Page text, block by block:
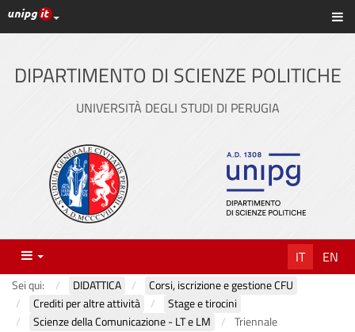
Vai
al
principale
Link ai principali servizi web di Ateneo
DIPARTIMENTO DI SCIENZE POLITICHE
UNIVERSITÀ DEGLI STUDI DI PERUGIA
Menu IT EN
Sei qui: DIDATTICA
Corsi, iscrizione e gestione CFU
Crediti per altre attività
Stage e tirocini
Scienze della Comunicazione - LT e LM
Triennale